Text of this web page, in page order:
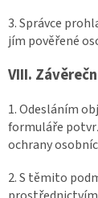
3. Správce
jím pověřené
VIII.
1. Odesláním
formuláře
ochrany
2. S těmito